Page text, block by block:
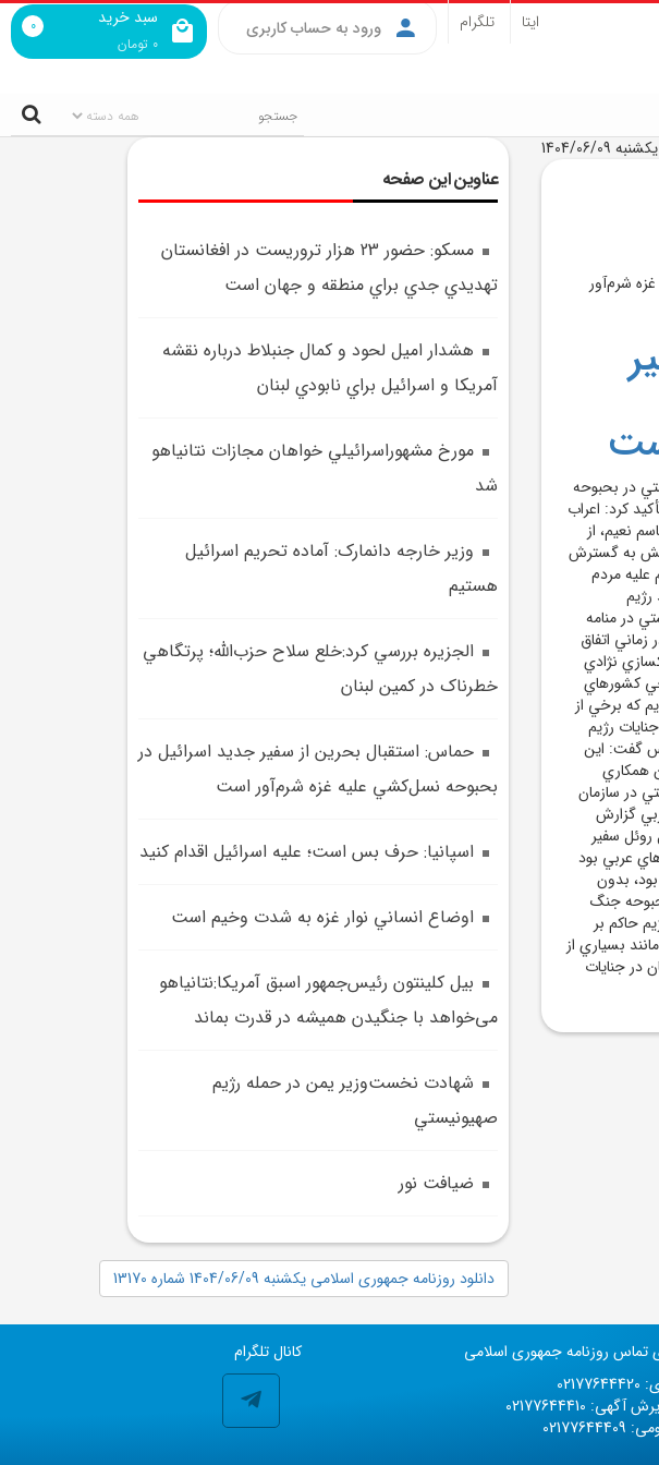
سبد خرید
0 تومان
0 ورود به حساب کاربری ایتا تلگرام
یکشنبه 1404/06/09
در بحبوحه
کرد: اعراب
نعيم، از
به گسترش
عليه مردم
در منامه
اتفاق
نژادي
کشورهاي
که برخي از
رژيم
گفت: اين
همکاري
در سازمان
گزارش
روئل سفير
عربي بود
بدون
جنگ
به 2 سال گذشته، رژيم حاکم بر
بسياري از
در جنايات
عناوین این صفحه
مسکو: حضور 23 هزار تروريست در افغانستان
تهديدي جدي براي منطقه و جهان است
هشدار اميل لحود و کمال جنبلاط درباره نقشه
آمريکا و اسرائيل براي نابودي لبنان
مورخ مشهوراسرائيلي خواهان مجازات نتانياهو
شد
وزير خارجه دانمارک: آماده تحريم اسرائيل
هستيم
الجزيره بررسي کرد:خلع سلاح حزب‌الله؛ پرتگاهي
خطرناک در کمين لبنان
حماس: استقبال بحرين از سفير جديد اسرائيل در
بحبوحه نسل‌کشي عليه غزه شرم‌آور است
اسپانيا: حرف بس است؛ عليه اسرائيل اقدام کنيد
اوضاع انساني نوار غزه به شدت وخيم است
بيل کلينتون رئيس‌جمهور اسبق آمريکا:نتانیاهو
می‌خواهد با جنگیدن همیشه در قدرت بماند
شهادت نخست‌وزير يمن در حمله رژيم
صهيونيستي
ضيافت نور
دانلود روزنامه جمهوری اسلامی یکشنبه 1404/06/09 شماره 13170
کانال تلگرام
تماس روزنامه جمهوری اسلامی
02177644410